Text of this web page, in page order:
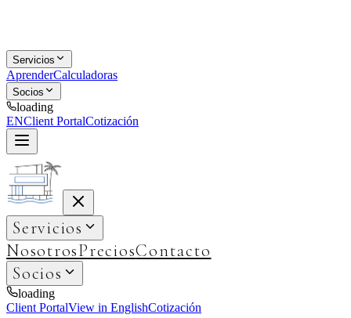
Servicios
AprenderCalculadoras
Socios
loading
ENClient PortalCotización
Servicios
NosotrosPreciosContacto
Socios
loading
Client PortalView in EnglishCotización